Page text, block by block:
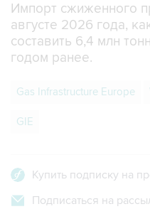
Импорт сжиженного
августе 2026 года,
составить 6,4 млн
годом ранее.
Gas Infrastructure Europe
GIE
Купить подписку на
Подписаться на